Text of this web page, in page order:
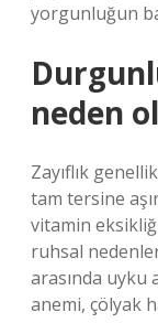
yorgunluğun
neden
Zayıflık
tam tersine
vitamin
ruhsal
arasında uyku
anemi, çölyak